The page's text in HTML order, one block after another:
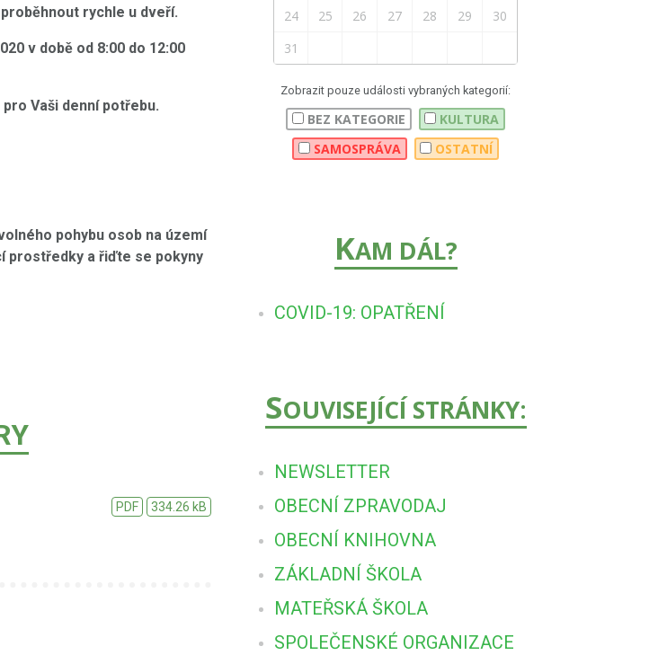
rychle u dveří.
v době od 8:00 do 12:00
Vaši denní potřebu.
pohybu osob na území
prostředky a řiďte se pokyny
PDF 334.26 kB
24
25 26 27 28 29
30
31
Zobrazit pouze události vybraných kategorií:
BEZ KATEGORIE
KULTURA
SAMOSPRÁVA
OSTATNÍ
KAM DÁL?
COVID-19: OPATŘENÍ
SOUVISEJÍCÍ STRÁNKY:
NEWSLETTER
OBECNÍ ZPRAVODAJ
OBECNÍ KNIHOVNA
ZÁKLADNÍ ŠKOLA
MATEŘSKÁ ŠKOLA
SPOLEČENSKÉ ORGANIZACE